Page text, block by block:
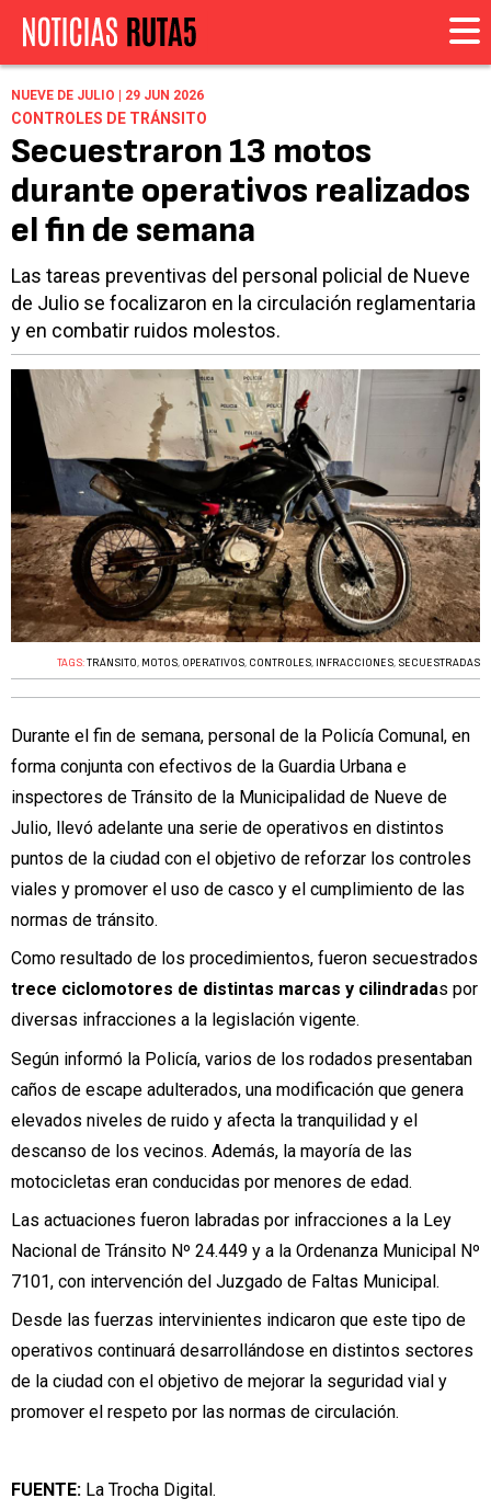
NUEVE DE JULIO | 29 JUN 2026
CONTROLES DE TRÁNSITO
Secuestraron 13 motos
durante operativos realizados
el fin de semana
Las tareas preventivas del personal policial de Nueve
de Julio se focalizaron en la circulación reglamentaria
y en combatir ruidos molestos.
TAGS:TRÁNSITO, MOTOS, OPERATIVOS, CONTROLES, INFRACCIONES, SECUESTRADAS
Durante el fin de semana, personal de la Policía Comunal, en
forma conjunta con efectivos de la Guardia Urbana e
inspectores de Tránsito de la Municipalidad de Nueve de
Julio, llevó adelante una serie de operativos en distintos
puntos de la ciudad con el objetivo de reforzar los controles
viales y promover el uso de casco y el cumplimiento de las
normas de tránsito.
Como resultado de los procedimientos, fueron secuestrados
trece ciclomotores de distintas marcas y cilindradas por
diversas infracciones a la legislación vigente.
Según informó la Policía, varios de los rodados presentaban
caños de escape adulterados, una modificación que genera
elevados niveles de ruido y afecta la tranquilidad y el
descanso de los vecinos. Además, la mayoría de las
motocicletas eran conducidas por menores de edad.
Las actuaciones fueron labradas por infracciones a la Ley
Nacional de Tránsito Nº 24.449 y a la Ordenanza Municipal Nº
7101, con intervención del Juzgado de Faltas Municipal.
Desde las fuerzas intervinientes indicaron que este tipo de
operativos continuará desarrollándose en distintos sectores
de la ciudad con el objetivo de mejorar la seguridad vial y
promover el respeto por las normas de circulación.
FUENTE: La Trocha Digital.